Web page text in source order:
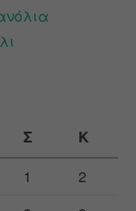
Σ
Κ
1
2